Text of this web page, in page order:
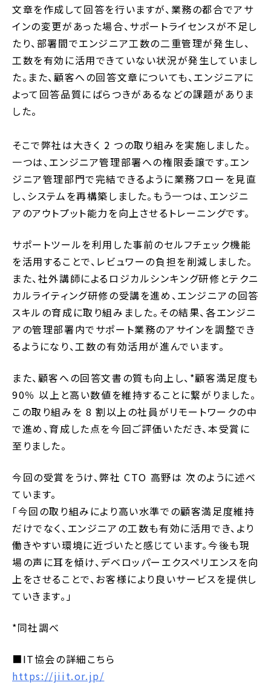
文章を作成して回答を行いますが、業務の都合でアサ
インの変更があった場合、サポートライセンスが不足し
たり、部署間でエンジニア工数の二重管理が発生し、
工数を有効に活用できていない状況が発生していまし
た。 また、顧客への回答文章についても、エンジニアに
よって回答品質にばらつきがあるなどの課題がありま
した。
そこで弊社は大きく 2 つの取り組みを実施しました。
一つは、エンジニア管理部署への権限委譲です。エン
ジニア管理部門で完結できるように業務フローを見直
し、システムを再構築しました。もう一つは、エンジニ
アのアウトプット能力を向上させるトレーニングです。
サポートツールを利用した事前のセルフチェック機能
を活用することで、レビュワーの負担を削減しました。
また、社外講師によるロジカルシンキング研修とテクニ
カルライティング研修の受講を進め、エンジニアの回答
スキルの育成に取り組みました。その結果、各エンジニ
アの管理部署内でサポート業務のアサインを調整でき
るようになり、工数の有効活用が進んでいます。
また、顧客への回答文書の質も向上し、*顧客満足度も
90％ 以上と高い数値を維持することに繋がりました。
この取り組みを 8 割以上の社員がリモートワークの中
で進め、育成した点を今回ご評価いただき、本受賞に
至りました。
今回の受賞をうけ、弊社 CTO 高野は 次のように述べ
ています。
「今回の取り組みにより高い水準での顧客満足度維持
だけでなく、エンジニアの工数も有効に活用でき、より
働きやすい環境に近づいたと感じています。今後も現
場の声に耳を傾け、デベロッパーエクスペリエンスを向
上をさせることで、お客様により良いサービスを提供し
ていきます。」
*同社調べ
■IT協会の詳細こちら
https://jiit.or.jp/